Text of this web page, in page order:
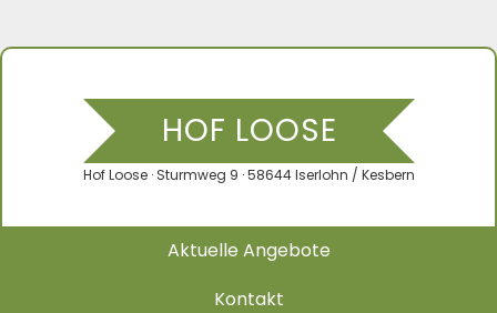
HOF LOOSE
Hof Loose · Sturmweg 9 · 58644 Iserlohn / Kesbern
Aktuelle Angebote
Kontakt